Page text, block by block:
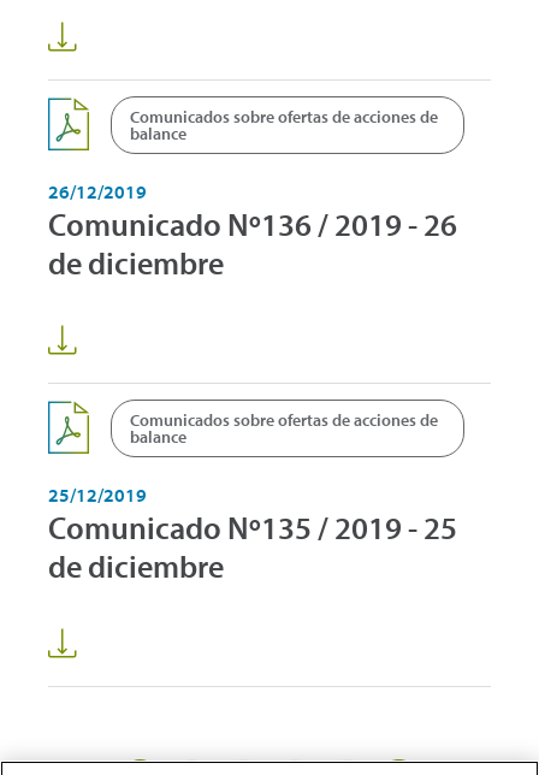
Comunicados sobre ofertas de acciones de
balance
26/12/2019
Comunicado Nº136 / 2019 - 26
de diciembre
Comunicados sobre ofertas de acciones de
balance
25/12/2019
Comunicado Nº135 / 2019 - 25
de diciembre